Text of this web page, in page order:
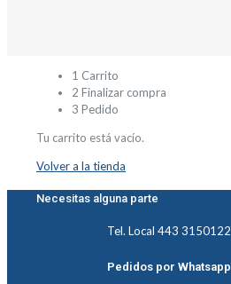
1 Carrito
2 Finalizar compra
3 Pedido
Tu carrito está vacío.
Volver a la tienda
Necesitas alguna parte
Tel. Local 443 3150122
Pedidos por Whatsapp